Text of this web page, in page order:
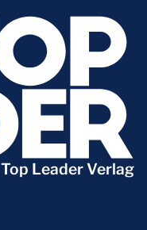
Top Leader Verlag